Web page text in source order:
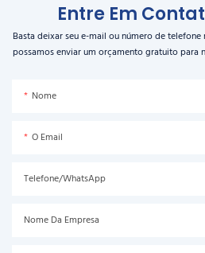
Entre Em
Basta deixar seu e-mail ou número de
possamos enviar um orçamento gratuito para
Nome
O Email
Telefone/WhatsApp
Nome Da Empresa